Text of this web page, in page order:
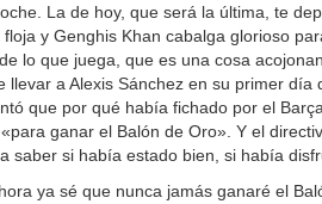
La de hoy, que será la última, te
y Genghis Khan cabalga glorioso
lo que juega, que es una cosa
llevar a Alexis Sánchez en su primer
que por qué había fichado por el
ganar el Balón de Oro». Y el
saber si había estado bien, si había
ya sé que nunca jamás ganaré el